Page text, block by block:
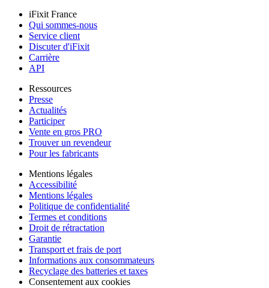
iFixit France
Qui sommes-nous
Service client
Discuter d'iFixit
Carrière
API
Ressources
Presse
Actualités
Participer
Vente en gros PRO
Trouver un revendeur
Pour les fabricants
Mentions légales
Accessibilité
Mentions légales
Politique de confidentialité
Termes et conditions
Droit de rétractation
Garantie
Transport et frais de port
Informations aux consommateurs
Recyclage des batteries et taxes
Consentement aux cookies